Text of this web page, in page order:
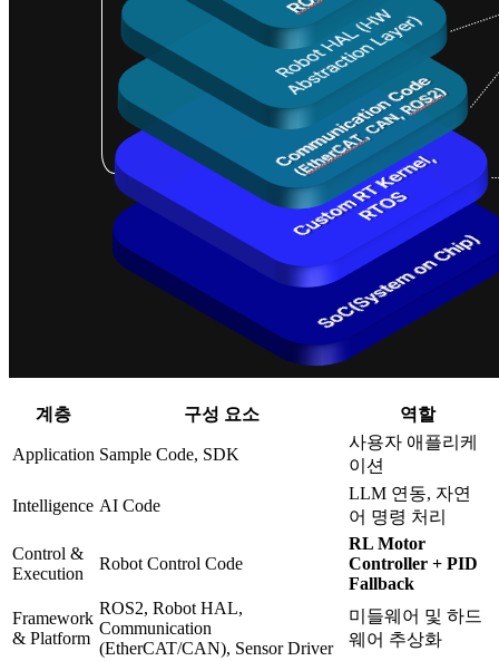
계층 구성 요소 역할
Application Sample Code, SDK
사용자 애플리케
이션
Intelligence AI Code
LLM 연동, 자연
어 명령 처리
Control &
Execution
Robot Control Code
RL Motor
Controller + PID
Fallback
Framework
& Platform
ROS2, Robot HAL,
Communication
(EtherCAT/CAN), Sensor Driver
미들웨어 및 하드
웨어 추상화